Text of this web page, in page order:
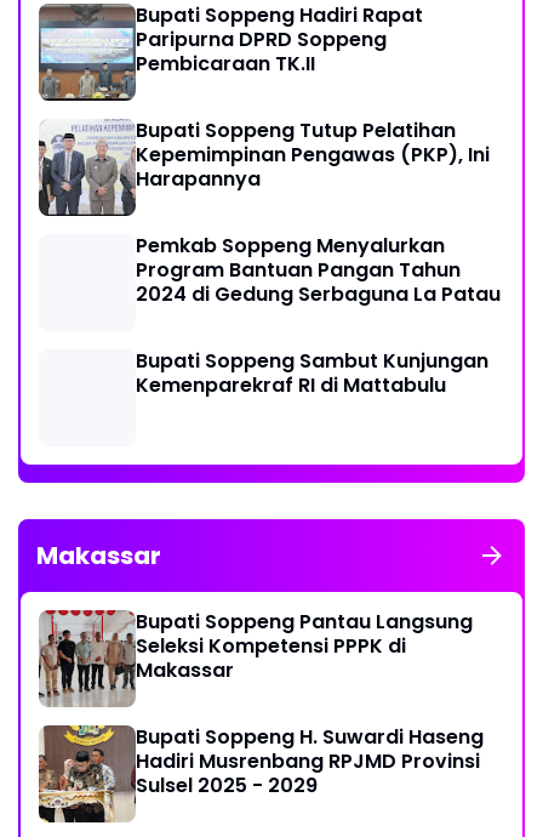
Bupati Soppeng Hadiri Rapat
Paripurna DPRD Soppeng
Pembicaraan TK.II
Bupati Soppeng Tutup Pelatihan
Kepemimpinan Pengawas (PKP), Ini
Harapannya
Pemkab Soppeng Menyalurkan
Program Bantuan Pangan Tahun
2024 di Gedung Serbaguna La Patau
Bupati Soppeng Sambut Kunjungan
Kemenparekraf RI di Mattabulu
Makassar
Bupati Soppeng Pantau Langsung
Seleksi Kompetensi PPPK di
Makassar
Bupati Soppeng H. Suwardi Haseng
Hadiri Musrenbang RPJMD Provinsi
Sulsel 2025 - 2029